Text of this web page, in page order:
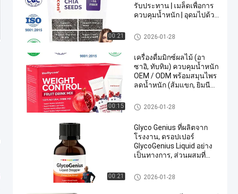
00:21
รับประทาน | เมล็ดเพื่อการ
ควบคุมน้ำหนัก | อุดมไปด้วย
ไฟเบอร์ ไม่เติมน้ำตาล สูตร
เฉพาะ
อาหารเสริม OEM
2026-01-28
00:15
เครื่องดื่มมิกซ์ผลไม้ (อา
ซาอิ, ทับทิม) ควบคุมน้ำหนัก
OEM / ODM พร้อมสมุนไพร
ลดน้ำหนัก (ส้มแขก, ยิมนีมา
เสริมไลฟ์สไตล์ที่ดีต่อ
สุขภาพ ไม่เติมน้ำตาล สูตร
อาหารเสริม OEM
2026-01-28
00:21
Glyco Genius ที่ผลิตจาก
โรงงาน, ดรอปเปอร์
GlycoGenius Liquid อย่าง
เป็นทางการ, ส่วนผสมที่
ระดับสุขภาพที่ดี, สูตรจาก
ธรรมชาติทั้งหมดสำหรับ
การใช้งานในชีวิตประจำ
อาหารเสริม OEM
2026-01-28